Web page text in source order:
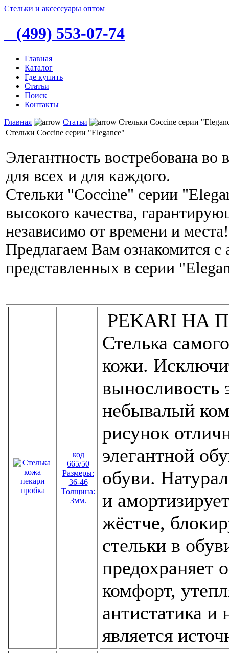
Стельки и аксессуары оптом
(499) 553-07-74
Главная
Каталог
Где купить
Статьи
Поиск
Контакты
Главная
Статьи
Стельки Coccine серии
Стельки Coccine серии "Elegance"
Элегантность востребована во
для всех и для каждого.
Стельки "Coccine" серии
высокого качества,
независимо от времени и места!
Предлагаем Вам ознакомится с
представленных в серии
код
665/50
Размеры:
36-46
Толщина:
3мм.
PEKARI НА
Стелька
кожи.
выносливость
небывалый
рисунок
элегантной
обуви.
и
жёстче,
стельки в
предохраняет
комфорт,
антистатика и
является